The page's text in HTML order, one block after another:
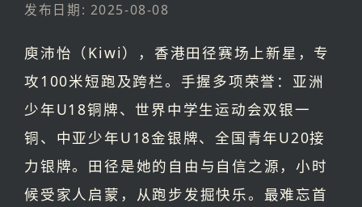
发布日期: 2025-08-08
庾沛怡（Kiwi），香港田径赛场上新星，专
攻100米短跑及跨栏。手握多项荣誉：亚洲
少年U18铜牌、世界中学生运动会双银一
铜、中亚少年U18金银牌、全国青年U20接
力银牌。田径是她的自由与自信之源，小时
候受家人启蒙，从跑步发掘快乐。最难忘首